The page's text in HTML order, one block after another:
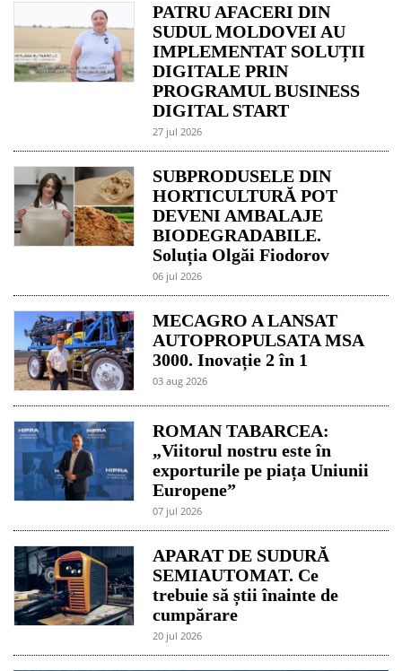
PATRU AFACERI DIN
SUDUL MOLDOVEI AU
IMPLEMENTAT SOLUȚII
DIGITALE PRIN
PROGRAMUL BUSINESS
DIGITAL START
27 jul 2026
SUBPRODUSELE DIN
HORTICULTURĂ POT
DEVENI AMBALAJE
BIODEGRADABILE.
Soluția Olgăi Fiodorov
06 jul 2026
MECAGRO A LANSAT
AUTOPROPULSATA MSA
3000. Inovație 2 în 1
03 aug 2026
ROMAN TABARCEA:
„Viitorul nostru este în
exporturile pe piața Uniunii
Europene”
07 jul 2026
APARAT DE SUDURĂ
SEMIAUTOMAT. Ce
trebuie să știi înainte de
cumpărare
20 jul 2026